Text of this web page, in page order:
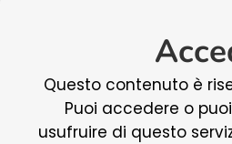
Login
Questo contenuto è
Puoi accedere o
usufruire di questo